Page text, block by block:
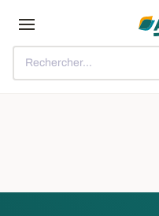
Rechercher...